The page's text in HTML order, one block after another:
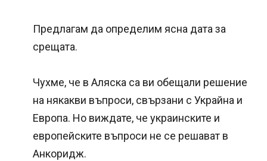
Предлагам да определим ясна дата за
срещата.
Чухме, че в Аляска са ви обещали решение
на някакви въпроси, свързани с Украйна и
Европа. Но виждате, че украинските и
европейските въпроси не се решават в
Анкоридж.